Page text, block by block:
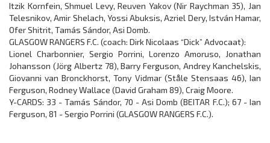
Itzik Kornfein, Shmuel Levy, Reuven Yakov (Nir Raychman 35), Jan
Telesnikov, Amir Shelach, Yossi Abuksis, Azriel Dery, István Hamar,
Ofer Shitrit, Tamás Sándor, Asi Domb.
GLASGOW RANGERS F.C. (coach: Dirk Nicolaas “Dick” Advocaat):
Lionel Charbonnier, Sergio Porrini, Lorenzo Amoruso, Jonathan
Johansson (Jörg Albertz 78), Barry Ferguson, Andrey Kanchelskis,
Giovanni van Bronckhorst, Tony Vidmar (Ståle Stensaas 46), Ian
Ferguson, Rodney Wallace (David Graham 89), Craig Moore.
Y-CARDS: 33 - Tamás Sándor, 70 - Asi Domb (BEITAR F.C.); 67 - Ian
Ferguson, 81 - Sergio Porrini (GLASGOW RANGERS F.C.).